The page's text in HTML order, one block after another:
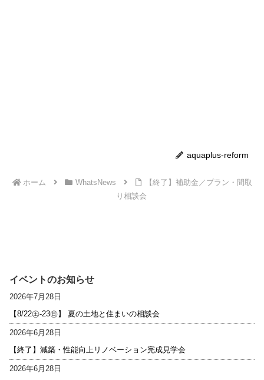
aquaplus-reform
ホーム WhatsNews
【終了】補助金／プラン・間取
り相談会
イベントのお知らせ
2026年7月28日
【8/22㊏-23㊐】 夏の土地と住まいの相談会
2026年6月28日
【終了】減築・性能向上リノベーション完成見学会
2026年6月28日